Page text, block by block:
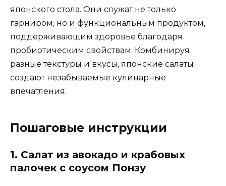
японского стола. Они служат не только
гарниром, но и функциональным продуктом,
поддерживающим здоровье благодаря
пробиотическим свойствам. Комбинируя
разные текстуры и вкусы, японские салаты
создают незабываемые кулинарные
впечатления.
Пошаговые инструкции
1. Салат из авокадо и крабовых
палочек с соусом Понзу